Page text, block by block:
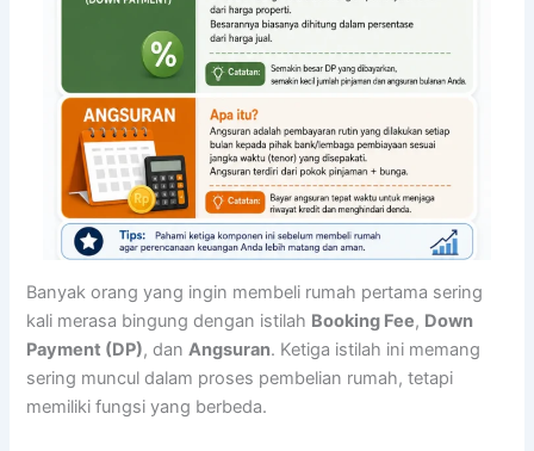
Banyak orang yang ingin membeli rumah pertama sering
kali merasa bingung dengan istilah Booking Fee, Down
Payment (DP), danAngsuran. Ketiga istilah ini memang
sering muncul dalam proses pembelian rumah, tetapi
memiliki fungsi yang berbeda.